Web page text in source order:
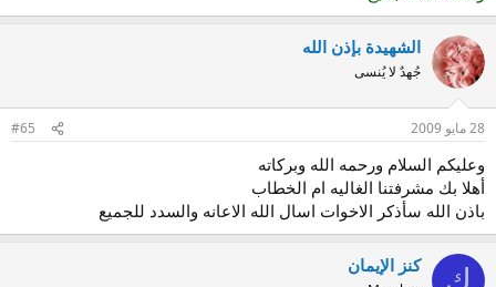
ثم نعرضه على مشرفتنا الفاضلة ام الخطاب
هو منسق فقط أحرصي على تتبع الشرح جيدًا
وفقكن الله وسددكن
الشهيدة بإذن الله
جُهدٌ لا يُنسى
28 مايو 2009 #65
وعليكم السلام ورحمه الله وبركاته
أهلا بك مشرفتنا الغاليه ام الخطاب
باذن الله سأذكر الاخوات اسال الله الاعانه والسدد للجميع
ك كنز الإيمان